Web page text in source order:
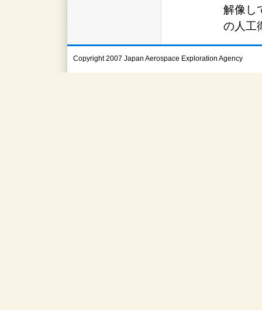
解像し
の人工
Copyright 2007 Japan Aerospace Exploration Agency